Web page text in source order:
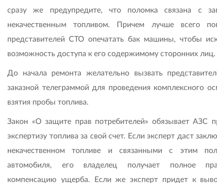
сразу же предупредите, что поломка связана с
некачественным топливом. Причем лучше всего
представителей СТО опечатать бак машины, чтобы
возможность доступа к его содержимому сторонних лиц.
До начала ремонта желательно вызвать
заказной телеграммой для проведения комплексного
взятия пробы топлива.
Закон «О защите прав потребителей» обязывает АЗС
экспертизу топлива за свой счет. Если эксперт даст
некачественном топливе и связанными с этим
автомобиля, его владелец получает полное
компенсацию ущерба. Если же эксперт придет к